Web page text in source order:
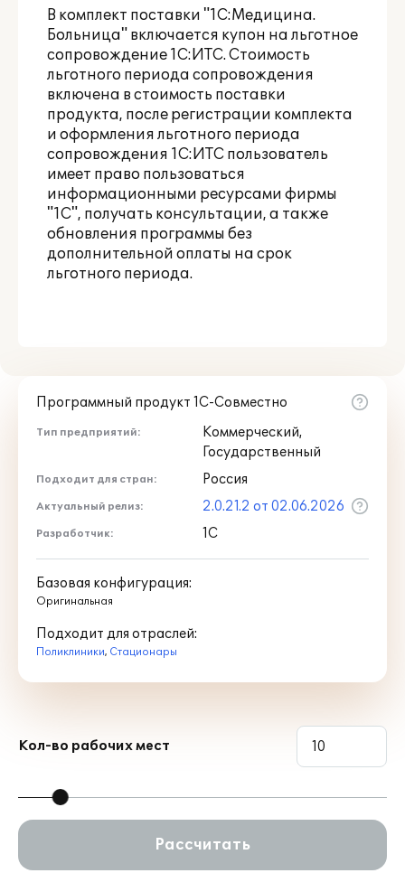
В комплект поставки "1С:Медицина.
Больница" включается купон на льготное
сопровождение 1С:ИТС. Стоимость
льготного периода сопровождения
включена в стоимость поставки
продукта, после регистрации комплекта
и оформления льготного периода
сопровождения 1С:ИТС пользователь
имеет право пользоваться
информационными ресурсами фирмы
"1С", получать консультации, а также
обновления программы без
дополнительной оплаты на срок
льготного периода.
Программный продукт 1С-Совместно
Тип предприятий:
Коммерческий,
Государственный
Подходит для стран: Россия
Актуальный релиз: 2.0.21.2 от 02.06.2026
Разработчик: 1С
Базовая конфигурация:
Оригинальная
Подходит для отраслей:
Поликлиники, Стационары
Кол-во рабочих мест
Рассчитать